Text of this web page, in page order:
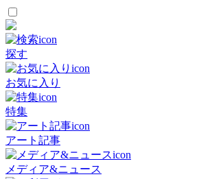
探す
お気に入り
特集
アート記事
メディア&ニュース